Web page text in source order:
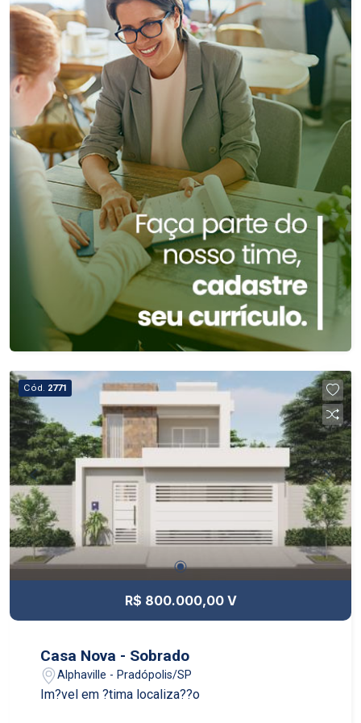
Cód. 2771
R$ 800.000,00 V
Casa Nova - Sobrado
Alphaville - Pradópolis/SP
Im?vel em ?tima localiza??o